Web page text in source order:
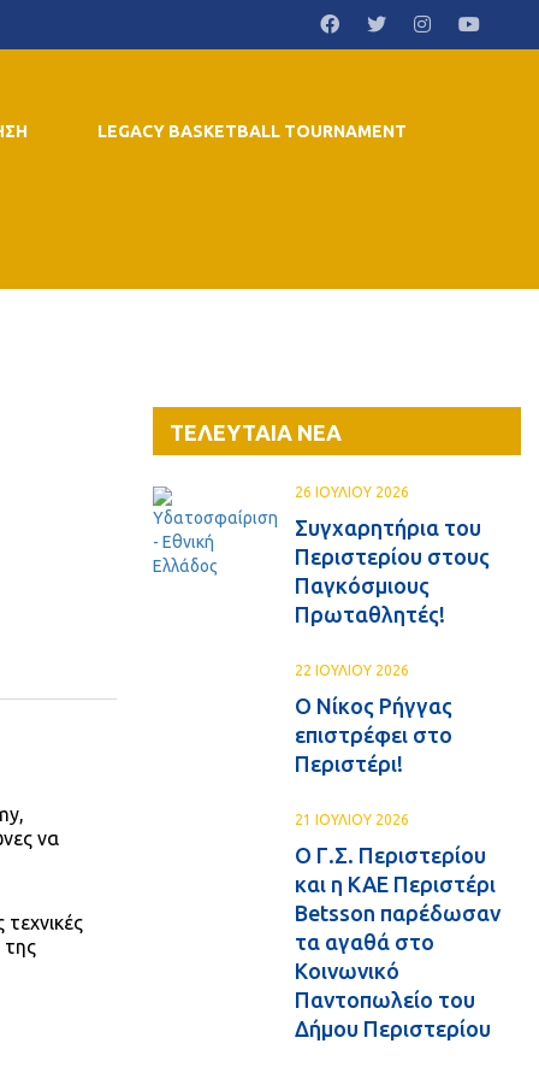
LEGACY BASKETBALL TOURNAMENT
να
της
ΤΕΛΕΥΤΑΙΑ ΝΕΑ
26 ΙΟΥΛΙΟΥ 2026
Συγχαρητήρια του
Περιστερίου στους
Παγκόσμιους
Πρωταθλητές!
22 ΙΟΥΛΙΟΥ 2026
Ο Νίκος Ρήγγας
επιστρέφει στο
Περιστέρι!
21 ΙΟΥΛΙΟΥ 2026
Ο Γ.Σ. Περιστερίου
και η ΚΑΕ Περιστέρι
Betsson παρέδωσαν
τα αγαθά στο
Κοινωνικό
Παντοπωλείο του
Δήμου Περιστερίου